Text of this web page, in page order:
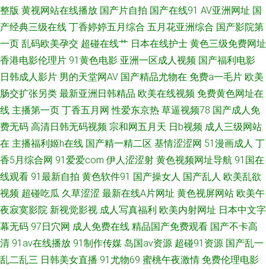
免费观看网站 日韩韩日免费视频 91探花在线观 玖玖撸撸 91操www 玖玖资
中文字幕视频 91去网站 青娱乐论坛视频 91视频在线观看免费视频 免费观看
91看片 91秒拍网 老湿AV 91福利视频1000 成人9一免费 91大神调教偷偷 殴
洲精品乱码 福利姬在线自慰喷水 91蜜桃在线免费观看 玖玖偷拍网 91秘成人
秘密入口导航 久久精品国产婷婷久久 91超碰在线五月 九色蝌蚪91Porn 91vv
免费看片蜜桃 国际精品视频 91国产福利视频导航 涩婷婷在线 美女撸牛牛 91
91精选一起看 久草肉棒视频 91大神在线 黄页永久免费观看 91n新网址 久草
资源福利站 91狠狠超碰 蜜芽一起操海角 91视频91自 玖玖情色资源 91啪啪
整版 黄视网站在线播放 国产片自拍 国产在线91 AV亚洲网址 国
产经典三级在线 丁香婷婷五月综合 五月花亚洲综合 国产影院第
一页 乱码欧美孕交 超碰在线艹 日本在线护士 黄色三级免费网址
香港电影伦理片 91黄色电影 亚洲一区成人视频 国产福利电影
日韩成人影片 男的天堂网AV 国产精品尤物在 免费a一毛片 欧美
肠交扩张另类 最新亚洲日韩精品 欧美在线视频 免费黄色网址在
线 主播第一页 丁香五月网 性爱东京热 草逼视频78 国产成人免
费无码 高清日韩无码视频 宗和网五月天 日b视频 成人三级网站
在 主播福利姬h在线 国产精一精二区 基情涩涩网 51漫画成人 丁
香5月综合网 91爱爱com 伊人涩涩射 黄色视频网址导航 91国在
线观看 91最新自拍 黄色软件91 国产操女人 国产乱人 欧美乱欲
视频 超碰吃瓜 久草涩涩 最新在线A片网址 黄色视屏网站 欧美午
夜寂寞影院 新视觉影视 成人写真福利 欧美内射网址 日本中文字
幕无码 97日穴网 成人免费在线 精品国产免费观看 国产不卡高
清 91av在线播放 91制作传媒 岛国av资源 超碰91资源 国产乱一
乱二乱三 日韩美女直播 91尤物69 蜜桃午夜激情 免费伦理电影